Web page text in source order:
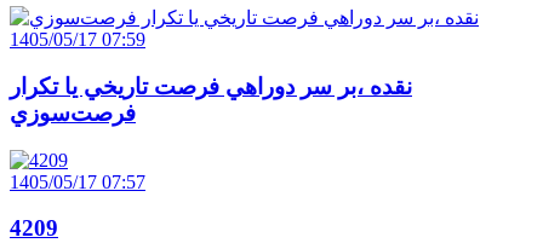
1405/05/17 07:59
نقده ،بر سر دوراهي فرصت تاريخي يا تکرار
فرصت‌سوزي
1405/05/17 07:57
4209